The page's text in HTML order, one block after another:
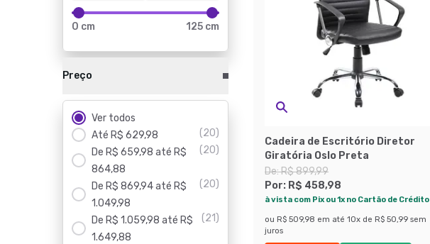
0 cm 125 cm
Preço
Ver todos
Até R$ 629,98
(20)
De R$ 659,98 até R$
864,88
(20)
De R$ 869,94 até R$
1.049,98
(20)
De R$ 1.059,98 até R$
1.649,88
(21)
Cadeira de Escritório Diretor
Giratória Oslo Preta
De:R$ 899,99
Por: R$ 458,98
à vista com Pix ou 1x no Cartão de Crédito
ou R$ 509,98 em até 10x de R$ 50,99 sem
juros